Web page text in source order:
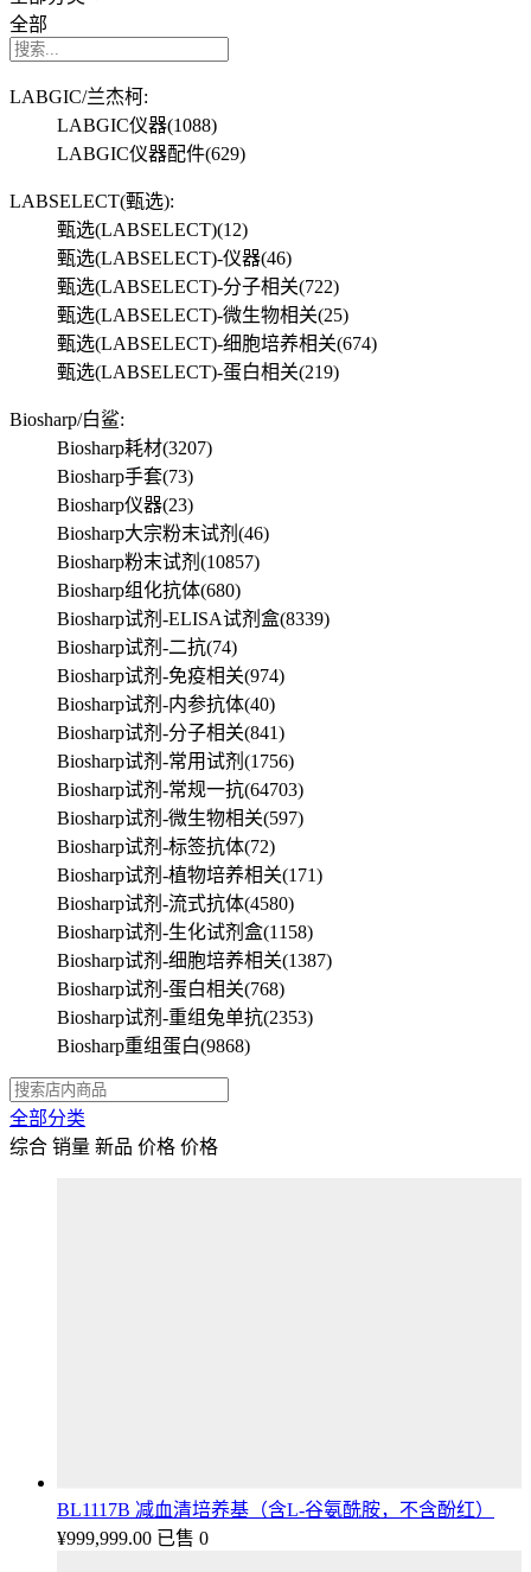
全部
LABGIC/兰杰柯:
LABGIC仪器(1088)
LABGIC仪器配件(629)
LABSELECT(甄选):
甄选(LABSELECT)(12)
甄选(LABSELECT)-仪器(46)
甄选(LABSELECT)-分子相关(722)
甄选(LABSELECT)-微生物相关(25)
甄选(LABSELECT)-细胞培养相关(674)
甄选(LABSELECT)-蛋白相关(219)
Biosharp/白鲨:
Biosharp耗材(3207)
Biosharp手套(73)
Biosharp仪器(23)
Biosharp大宗粉末试剂 (46)
Biosharp粉末试剂 (10857)
Biosharp组化抗体(680)
Biosharp试剂-ELISA试剂盒(8339)
Biosharp试剂-二抗(74)
Biosharp试剂-免疫相关(974)
Biosharp试剂-内参抗体(40)
Biosharp试剂-分子相关(841)
Biosharp试剂-常用试剂 (1756)
Biosharp试剂-常规一抗(64703)
Biosharp试剂-微生物相关(597)
Biosharp试剂-标签抗体(72)
Biosharp试剂-植物培养相关(171)
Biosharp试剂-流式抗体(4580)
Biosharp试剂-生化试剂盒(1158)
Biosharp试剂-细胞培养相关(1387)
Biosharp试剂-蛋白相关(768)
Biosharp试剂-重组兔单抗(2353)
Biosharp重组蛋白(9868)
全部分类
综合 销量 新品 价格 价格
BL1117B 减血清培养基（含L-谷氨酰胺，不含酚红）
¥999,999.00 已售 0